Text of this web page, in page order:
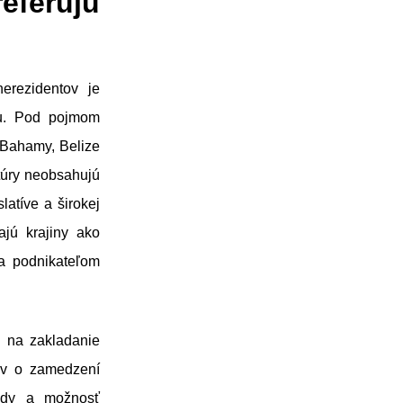
je
Pod pojmom
Belize
neobsahujú
a širokej
krajiny ako
podnikateľom
na zakladanie
o zamedzení
a možnosť